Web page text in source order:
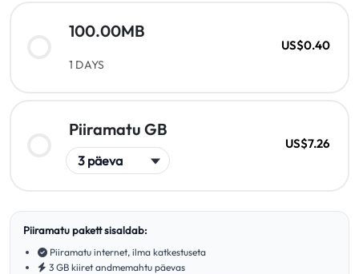
100.00MB
1 DAYS
US$0.40
Piiramatu GB
US$7.26
Piiramatu pakett sisaldab:
Piiramatu internet, ilma katkestuseta
3 GB kiiret andmemahtu päevas